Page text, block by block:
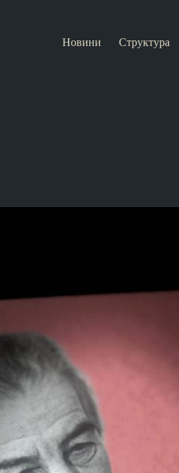
Новини Структура